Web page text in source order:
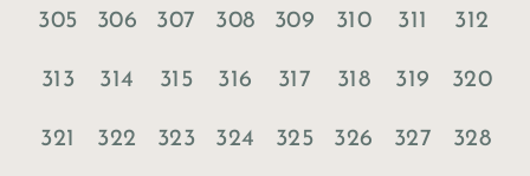
305 306 307 308 309 310 311 312
313 314 315 316 317 318 319 320
321 322 323 324 325 326 327 328